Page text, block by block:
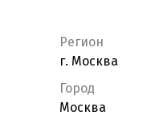
Регион
г. Москва
Город
Москва